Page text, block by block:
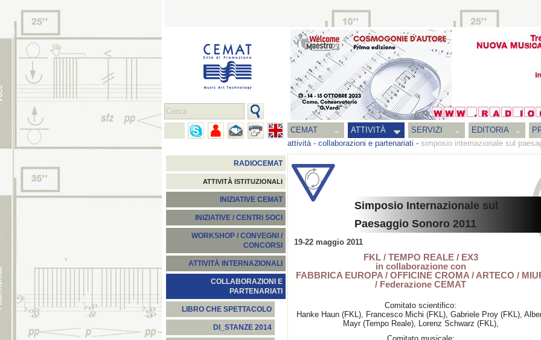
CEMAT ATTIVITÀ SERVIZI EDITORIA
attività- collaborazioni e partenariati - simposio internazionale sul
RADIOCEMAT
ATTIVITÀ ISTITUZIONALI
INIZIATIVE CEMAT
INIZIATIVE / CENTRI SOCI
WORKSHOP / CONVEGNI /
CONCORSI
ATTIVITÀ INTERNAZIONALI
COLLABORAZIONI E
PARTENARIATI
LIBRO CHE SPETTACOLO
DI_STANZE 2014
Simposio Internazionale sul
Paesaggio Sonoro 2011
19-22 maggio 2011
FKL / TEMPO REALE / EX3
in collaborazione con
FABBRICA EUROPA / OFFICINE CROMA / ARTECO /
/ Federazione CEMAT
Comitato scientifico:
Hanke Haun (FKL), Francesco Michi (FKL), Gabriele Proy (FKL),
Mayr (Tempo Reale), Lorenz Schwarz (FKL),